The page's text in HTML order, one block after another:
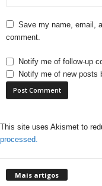
Save my name, email,
comment.
Notify me of follow-up
Notify me of new posts
This site uses Akismet to
processed.
Mais artigos